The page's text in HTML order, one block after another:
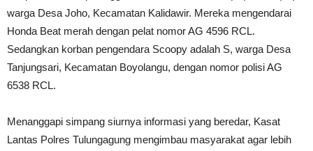
warga Desa Joho, Kecamatan Kalidawir. Mereka mengendarai
Honda Beat merah dengan pelat nomor AG 4596 RCL.
Sedangkan korban pengendara Scoopy adalah S, warga Desa
Tanjungsari, Kecamatan Boyolangu, dengan nomor polisi AG
6538 RCL.
Menanggapi simpang siurnya informasi yang beredar, Kasat
Lantas Polres Tulungagung mengimbau masyarakat agar lebih